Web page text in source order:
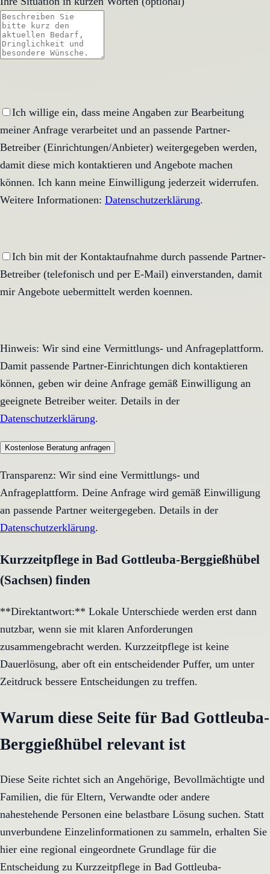
Ich willige ein, dass meine Angaben zur Bearbeitung
meiner Anfrage verarbeitet und an passende Partner-
Betreiber (Einrichtungen/Anbieter) weitergegeben werden,
damit diese mich kontaktieren und Angebote machen
können. Ich kann meine Einwilligung jederzeit widerrufen.
Weitere Informationen: Datenschutzerklärung.
Ich bin mit der Kontaktaufnahme durch passende Partner-
Betreiber (telefonisch und per E-Mail) einverstanden, damit
mir Angebote uebermittelt werden koennen.
Hinweis: Wir sind eine Vermittlungs- und Anfrageplattform.
Damit passende Partner-Einrichtungen dich kontaktieren
können, geben wir deine Anfrage gemäß Einwilligung an
geeignete Betreiber weiter. Details in der
Datenschutzerklärung.
Kostenlose Beratung anfragen
Transparenz: Wir sind eine Vermittlungs- und
Anfrageplattform. Deine Anfrage wird gemäß Einwilligung
an passende Partner weitergegeben. Details in der
Datenschutzerklärung.
Kurzzeitpflege in Bad Gottleuba-Berggießhübel
(Sachsen) finden
**Direktantwort:** Lokale Unterschiede werden erst dann
nutzbar, wenn sie mit klaren Anforderungen
zusammengebracht werden. Kurzzeitpflege ist keine
Dauerlösung, aber oft ein entscheidender Puffer, um unter
Zeitdruck bessere Entscheidungen zu treffen.
Warum diese Seite für Bad Gottleuba-
Berggießhübel relevant ist
Diese Seite richtet sich an Angehörige, Bevollmächtigte und
Familien, die für Eltern, Verwandte oder andere
nahestehende Personen eine belastbare Lösung suchen. Statt
unverbundene Einzelinformationen zu sammeln, erhalten Sie
hier eine regional eingeordnete Grundlage für die
Entscheidung zu Kurzzeitpflege in Bad Gottleuba-